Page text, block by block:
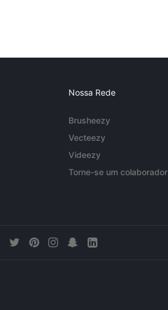
Nossa Rede
Brusheezy
Vecteezy
Videezy
Torne-se um colaborador